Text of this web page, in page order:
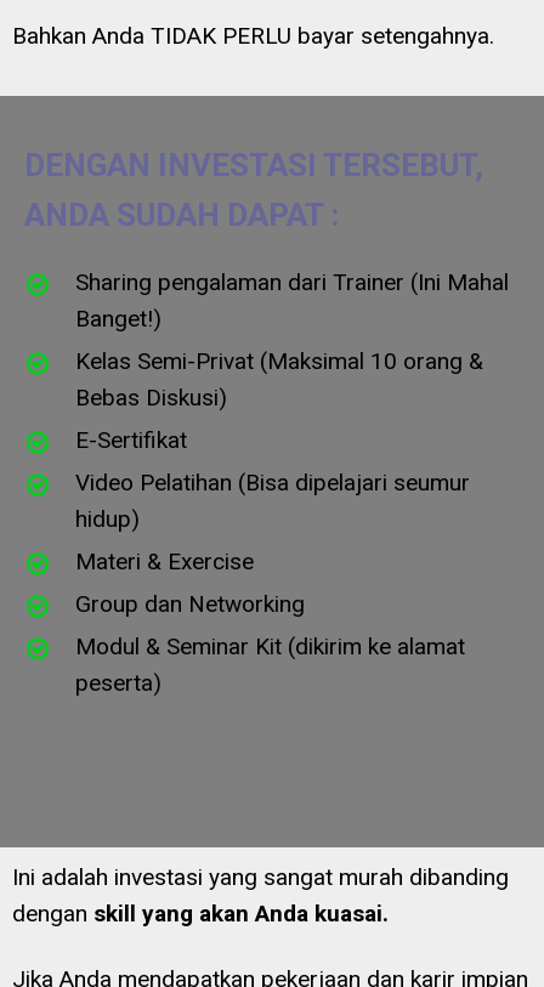
Bahkan Anda TIDAK PERLU bayar setengahnya.
DENGAN INVESTASI TERSEBUT,
ANDA SUDAH DAPAT :
Sharing pengalaman dari Trainer (Ini Mahal
Banget!)
Kelas Semi-Privat (Maksimal 10 orang &
Bebas Diskusi)
E-Sertifikat
Video Pelatihan (Bisa dipelajari seumur
hidup)
Materi & Exercise
Group dan Networking
Modul & Seminar Kit (dikirim ke alamat
peserta)
Ini adalah investasi yang sangat murah dibanding
dengan skill yang akan Anda kuasai.
Jika Anda mendapatkan pekerjaan dan karir impian